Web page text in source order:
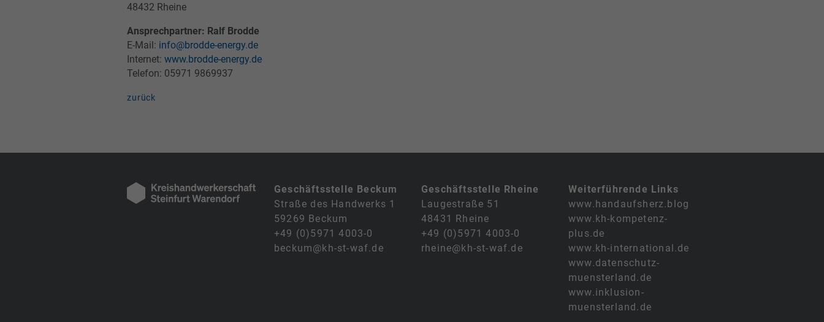
48432 Rheine
Ansprechpartner: Ralf Brodde
E-Mail: info@brodde-energy.de
Internet: www.brodde-energy.de
Telefon: 05971 9869937
zurück
Geschäftsstelle Beckum
Straße des Handwerks 1
59269 Beckum
+49 (0)5971 4003-0
beckum@kh-st-waf.de
Geschäftsstelle Rheine
Laugestraße 51
48431 Rheine
+49 (0)5971 4003-0
rheine@kh-st-waf.de
Weiterführende Links
www.handaufsherz.blog
www.kh-kompetenz-
plus.de
www.kh-international.de
www.datenschutz-
muensterland.de
www.inklusion-
muensterland.de